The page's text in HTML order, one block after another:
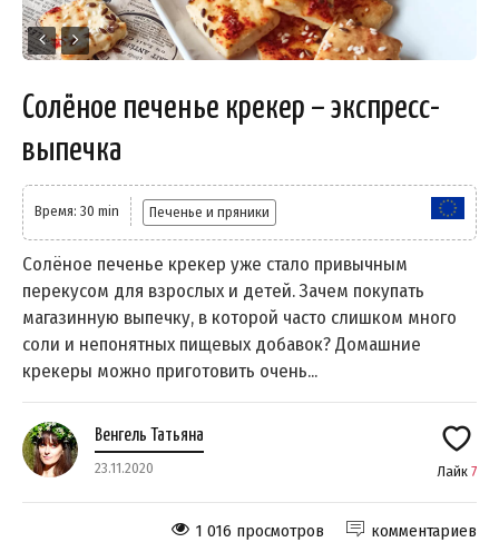
Солёное печенье крекер – экспресс-
выпечка
Время: 30 min Печенье и пряники
Солёное печенье крекер уже стало привычным
перекусом для взрослых и детей. Зачем покупать
магазинную выпечку, в которой часто слишком много
соли и непонятных пищевых добавок? Домашние
крекеры можно приготовить очень...
Венгель Татьяна
23.11.2020 Лайк 7
комментариев
1 016 просмотров